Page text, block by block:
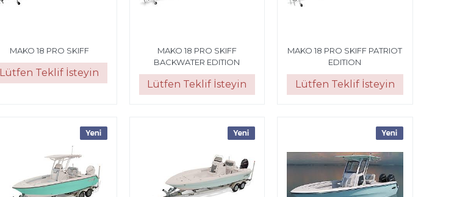
MAKO 18 PRO SKIFF
Lütfen Teklif İsteyin
MAKO 18 PRO SKIFF
BACKWATER EDITION
Lütfen Teklif İsteyin
MAKO 18 PRO SKIFF PATRIOT
EDITION
Lütfen Teklif İsteyin